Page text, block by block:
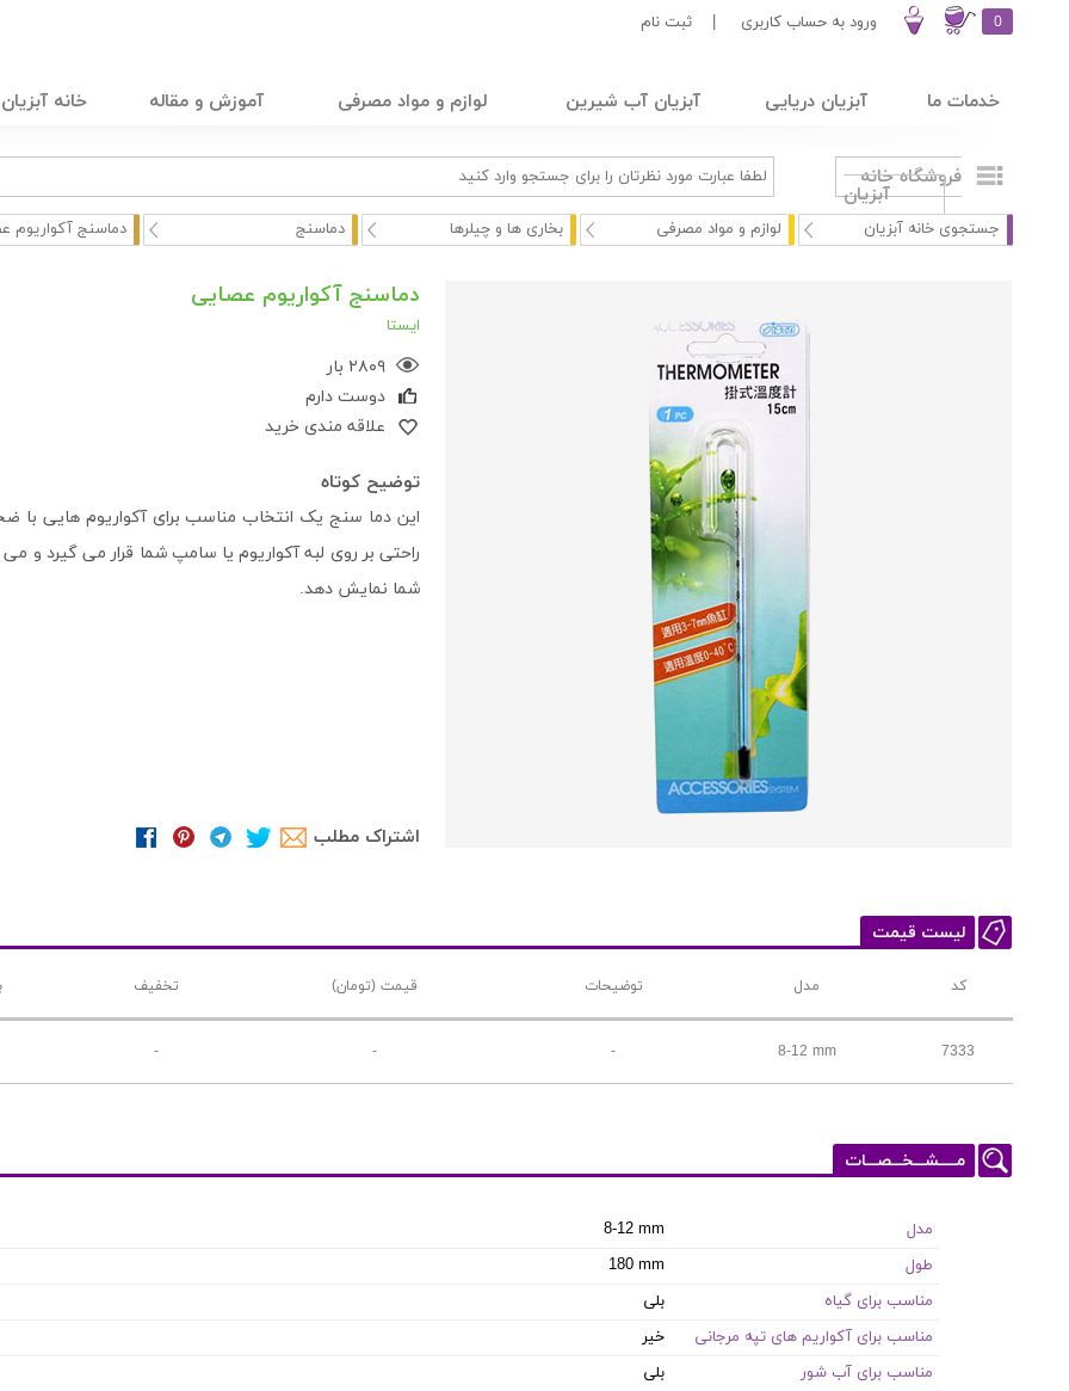
0 ورود به حساب کاربری ثبت نام
خدمات ما آبزیان دریایی آبزیان آب شیرین لوازم و مواد مصرفی آموزش و مقاله خانه آبزیان
فروشگاه خانه
آبزیان
جستجوی خانه آبزیان لوازم و مواد مصرفی بخاری ها و چیلرها دماسنج دماسنج آکواریوم
دماسنج آکواریوم عصایی
ایستا
۲۸۰۹ بار
دوست دارم
علاقه مندی خرید
توضیح کوتاه
شما نمایش دهد.
اشتراک مطلب
لیست قیمت
کد مدل توضیحات قیمت (تومان) تخفیف
7333
8-12 mm
-
-
-
مـــــشـــخـــصـــات
مدل
8-12 mm
طول
180 mm
مناسب برای گیاه
بلی
مناسب برای آکواریم های تپه مرجانی
خیر
مناسب برای آب شور
بلی